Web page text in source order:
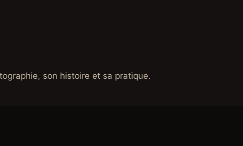
son histoire et sa pratique.